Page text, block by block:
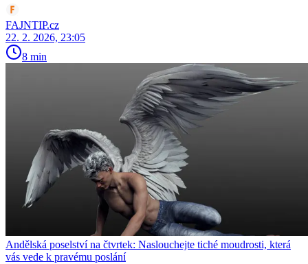
FAJNTIP.cz
22. 2. 2026, 23:05
8 min
Andělská poselství na čtvrtek: Naslouchejte tiché moudrosti, která
vás vede k pravému poslání